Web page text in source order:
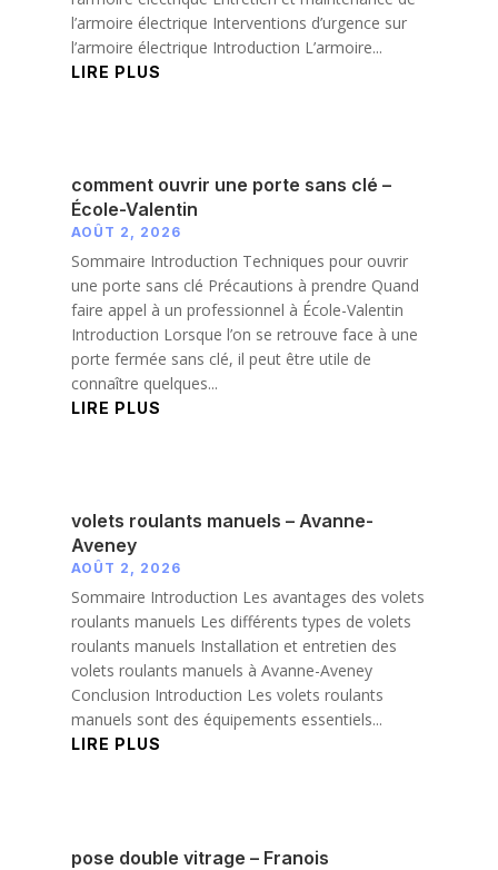
l’armoire électrique Interventions d’urgence sur
l’armoire électrique Introduction L’armoire...
LIRE PLUS
comment ouvrir une porte sans clé –
École-Valentin
AOÛT 2, 2026
Sommaire Introduction Techniques pour ouvrir
une porte sans clé Précautions à prendre Quand
faire appel à un professionnel à École-Valentin
Introduction Lorsque l’on se retrouve face à une
porte fermée sans clé, il peut être utile de
connaître quelques...
LIRE PLUS
volets roulants manuels – Avanne-
Aveney
AOÛT 2, 2026
Sommaire Introduction Les avantages des volets
roulants manuels Les différents types de volets
roulants manuels Installation et entretien des
volets roulants manuels à Avanne-Aveney
Conclusion Introduction Les volets roulants
manuels sont des équipements essentiels...
LIRE PLUS
pose double vitrage – Franois